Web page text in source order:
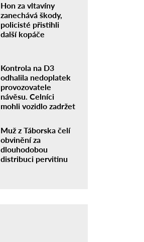
Hon za vltavíny
zanechává škody,
policisté přistihli
další kopáče
Kontrola na D3
odhalila nedoplatek
provozovatele
návěsu. Celníci
mohli vozidlo zadržet
Muž z Táborska čelí
obvinění za
dlouhodobou
distribuci pervitinu